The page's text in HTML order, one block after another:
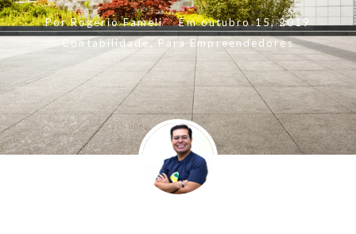
PorRogerio Fameli Em outubro 15, 2019
Contabilidade, Para Empreendedores